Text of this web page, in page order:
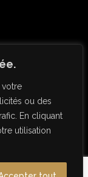
votre
ou des
En cliquant
utilisation